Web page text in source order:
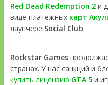
Red Dead Redemption 2и
виде платёжных карт
лаунчере Social Club.
Rockstar Games
странах. У нас санкций и
купить лицензию GTA 5и